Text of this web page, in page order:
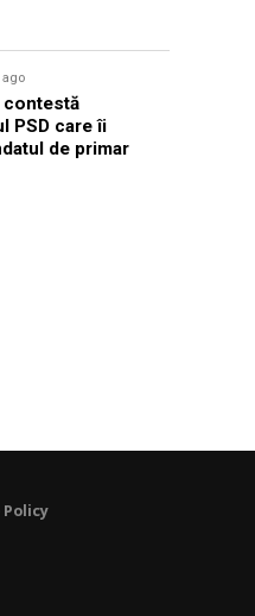
ago
contestă
PSD care îi
de primar
Policy